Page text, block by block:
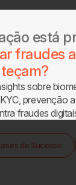
de Sucesso
está
fraudes
sobre
prevenção
fraudes